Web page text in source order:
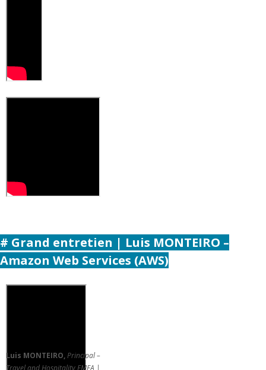
# Grand entretien | Luis MONTEIRO –
Amazon Web Services (AWS)
Luis MONTEIRO,Principal –
Travel and Hospitality EMEA |